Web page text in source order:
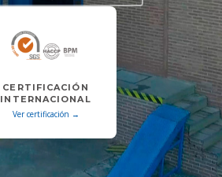
CERTIFICACIÓN
INTERNACIONAL
Ver certificación →